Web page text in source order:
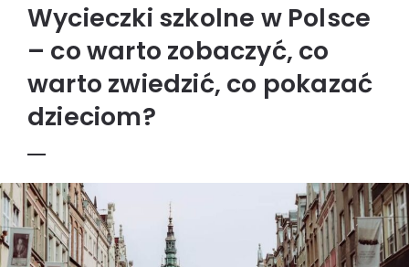
Wycieczki szkolne w Polsce
– co warto zobaczyć, co
warto zwiedzić, co pokazać
dzieciom?